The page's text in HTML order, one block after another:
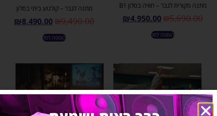
מתנה מקורית לגבר – חוויה בסלון B1
₪5,690.00
₪4,950.00
הוספה לסל
מתנה לגבר – קולנוע ביתי בסלון
₪9,490.00
₪8,490.00
הוספה לסל